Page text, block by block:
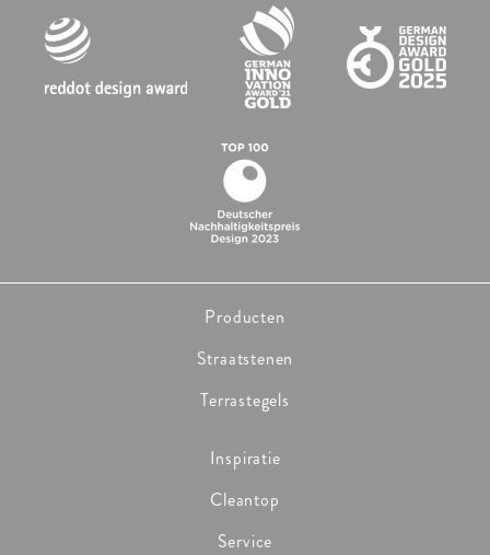
Producten
Straatstenen
Terrastegels
Inspiratie
Cleantop
Service